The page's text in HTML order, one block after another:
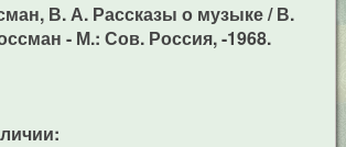
В. А. Рассказы о музыке / В.
- М.: Сов. Россия, -1968.